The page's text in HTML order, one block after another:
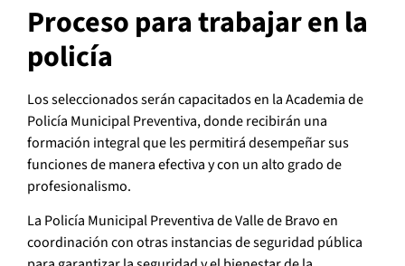
Proceso para trabajar en la
policía
Los seleccionados serán capacitados en la Academia de
Policía Municipal Preventiva, donde recibirán una
formación integral que les permitirá desempeñar sus
funciones de manera efectiva y con un alto grado de
profesionalismo.
La Policía Municipal Preventiva de Valle de Bravo en
coordinación con otras instancias de seguridad pública